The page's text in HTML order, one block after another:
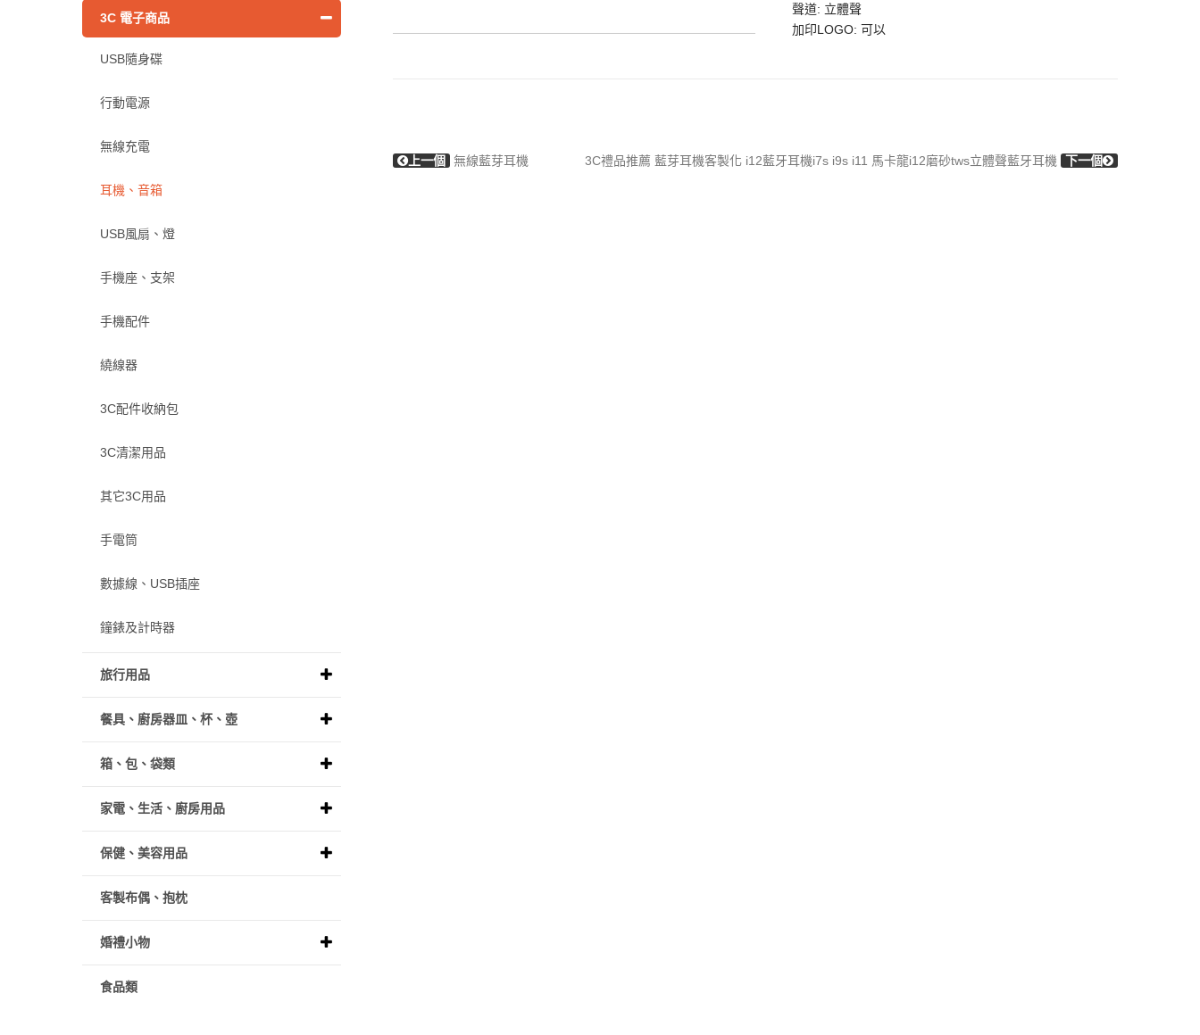
聲道: 立體聲
加印LOGO: 可以
上一個 無線藍芽耳機 3C禮品推薦 藍芽耳機客製化 i12藍牙耳機i7s i9s i11 馬卡龍i12磨砂tws立體聲藍牙耳機 下一個
3C 電子商品
USB隨身碟
行動電源
無線充電
耳機、音箱
USB風扇、燈
手機座、支架
手機配件
繞線器
3C配件收納包
3C清潔用品
其它3C用品
手電筒
數據線、USB插座
鐘錶及計時器
旅行用品
餐具、廚房器皿、杯、壺
箱、包、袋類
家電、生活、廚房用品
保健、美容用品
客製布偶、抱枕
婚禮小物
食品類